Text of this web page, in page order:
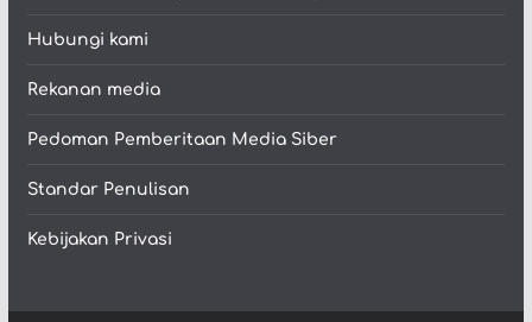
Hubungi kami
Rekanan media
Pedoman Pemberitaan Media Siber
Standar Penulisan
Kebijakan Privasi